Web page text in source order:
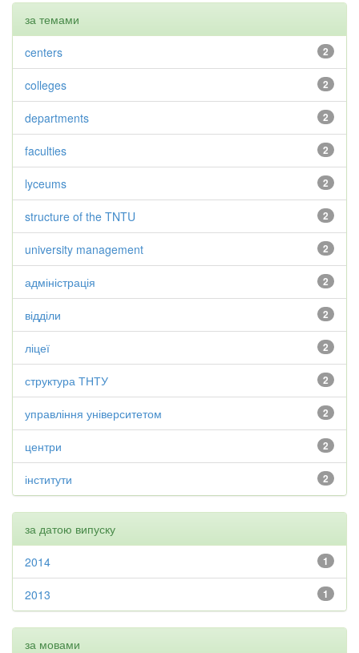
за темами
2
centers
2
colleges
2
departments
2
faculties
2
lyceums
2
structure of the TNTU
2
university management
2
адміністрація
2
відділи
2
ліцеї
2
структура ТНТУ
2
управління університетом
2
центри
2
інститути
за датою випуску
1
2014
1
2013
за мовами